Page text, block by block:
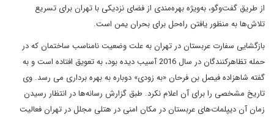
از طریق گفت‌وگو، به‌ویژه بهره‌مندی از فضای نزدیکی با تهران برای تسریع
تلاش‌ها به منظور یافتن راه‌حل برای بحران یمن است.
بازگشایی سفارت عربستان در تهران به علت وضعیت نامناسب ساختمان که در
حمله تظاهرکنندگان در سال 2016 آسیب دیده بود، به تعویق افتاده است و به
گفته شاهزاده فیصل بن فرحان «به زودی» دوباره به بهره برداری می رسد. وی
تاریخ مشخصی را برای آن اعلام نکرد. طبق گزارش رسانه‌ها در انتظار رسیدن
زمان آن دیپلمات‌های عربستان در مکان امنی در هتلی مجلل در تهران فعالیت